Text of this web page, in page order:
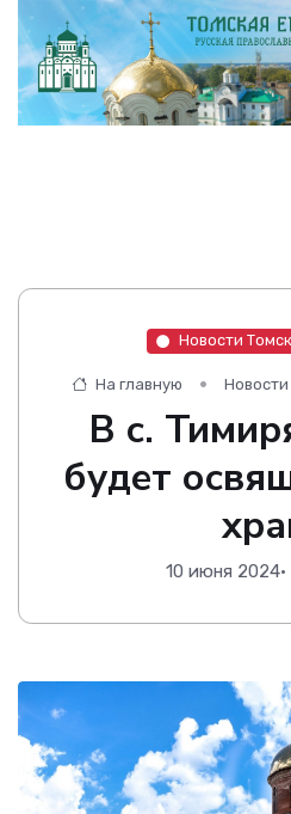
Новости
На главную Новости
В с.
будет
10 июня 2024•